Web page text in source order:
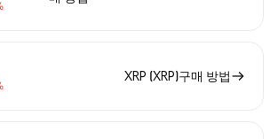
XRP (XRP)구매 방법